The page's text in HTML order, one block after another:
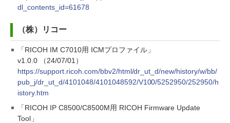
dl_contents_id=61678
（株）リコー
「RICOH IM C7010用 ICMプロファイル」
v1.0.0 （24/07/01）
https://support.ricoh.com/bbv2/html/dr_ut_d/new/history/w/bb/
pub_j/dr_ut_d/4101048/4101048592/V100/5252950/252950/h
istory.htm
「RICOH IP C8500/C8500M用 RICOH Firmware Update
Tool」